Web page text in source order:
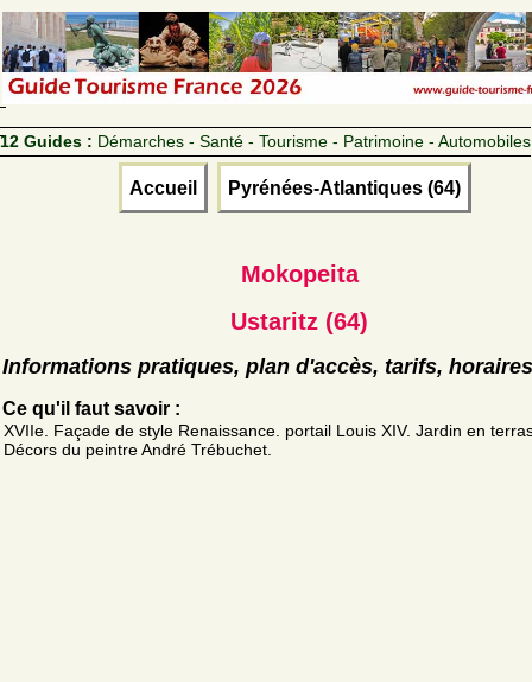
12 Guides : Démarches - Santé - Tourisme - Patrimoine - Automobiles
Accueil Pyrénées-Atlantiques (64)
Mokopeita
Ustaritz (64)
Informations pratiques, plan d'accès, tarifs, horaires
Ce qu'il faut savoir :
XVIIe. Façade de style Renaissance. portail Louis XIV. Jardin en
Décors du peintre André Trébuchet.